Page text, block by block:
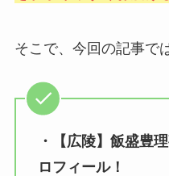
そこで、今回の記事で
・【広陵】飯盛豊
ロフィール！